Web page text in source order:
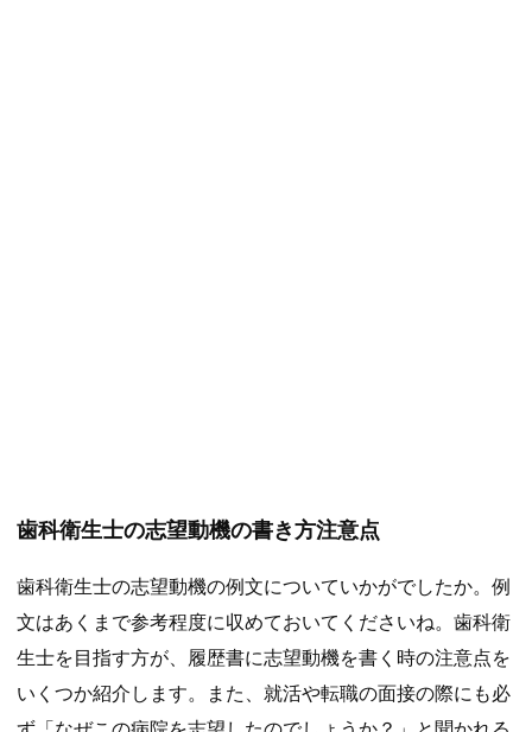
歯科衛生士の志望動機の書き方注意点
歯科衛生士の志望動機の例文についていかがでしたか。例
文はあくまで参考程度に収めておいてくださいね。歯科衛
生士を目指す方が、履歴書に志望動機を書く時の注意点を
いくつか紹介します。また、就活や転職の面接の際にも必